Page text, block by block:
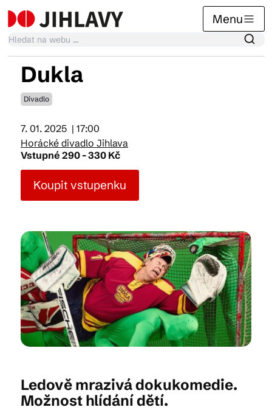
Menu
Kalendář akcí
Tradiční akce
Články
Praktické info
Kam vyrazit
Dukla
Divadlo
7. 01. 2025 | 17:00
Horácké divadlo Jihlava
Vstupné 290 - 330 Kč
Koupit vstupenku
Ledově mrazivá dokukomedie.
Možnost hlídání dětí.